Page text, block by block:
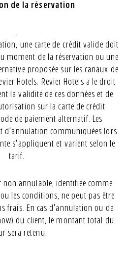
de la réservation
une carte de crédit valide doit
moment de la réservation ou une
proposée sur les canaux de
Hotels. Revier Hotels a le droit
la validité de ces données et de
sur la carte de crédit
de paiement alternatif. Les
d'annulation communiquées lors
s'appliquent et varient selon le
tarif.
non annulable, identifiée comme
les conditions, ne peut pas être
frais. En cas d'annulation ou de
du client, le montant total du
sera retenu.